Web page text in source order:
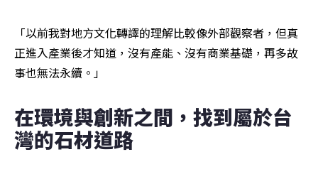
「以前我對地方文化轉譯的理解比較像外部觀察者，但真
正進入產業後才知道，沒有產能、沒有商業基礎，再多故
事也無法永續。」
在環境與創新之間，找到屬於台
灣的石材道路